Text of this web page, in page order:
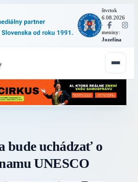
štvrtok
6.08.2026
·
meniny:
Jozefína
bude uchádzať o
UNESCO